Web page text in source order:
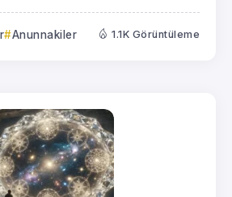
Anunnakiler 1.1K Görüntüleme